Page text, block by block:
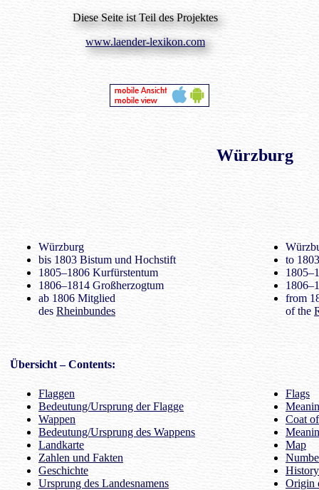
Diese Seite ist Teil des Projektes
www.laender-lexikon.com
Würzburg
Würzburg
bis 1803 Bistum und Hochstift
1805–1806 Kurfürstentum
1806–1814 Großherzogtum
ab 1806 Mitglied
des Rheinbundes
to
from
of the
Übersicht– Contents:
Flaggen
Bedeutung/Ursprung der Flagge
Wappen
Bedeutung/Ursprung des Wappens
Landkarte
Zahlen und Fakten
Geschichte
Ursprung des Landesnamens
Flags
Coat
Map
History
Origin